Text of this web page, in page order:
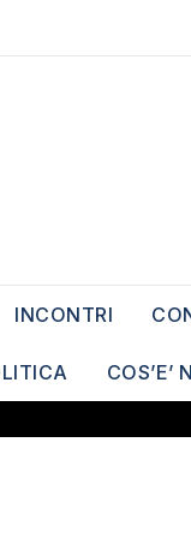
INCONTRI
COS’E’